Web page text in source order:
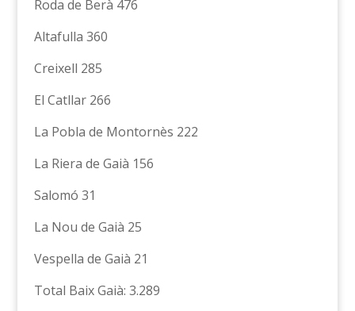
Roda de Berà 476
Altafulla 360
Creixell 285
El Catllar 266
La Pobla de Montornès 222
La Riera de Gaià 156
Salomó 31
La Nou de Gaià 25
Vespella de Gaià 21
Total Baix Gaià: 3.289